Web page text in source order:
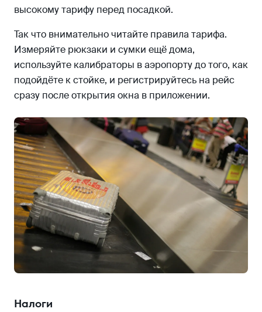
высокому тарифу перед посадкой.
Так что внимательно читайте правила тарифа.
Измеряйте рюкзаки и сумки ещё дома,
используйте калибраторы в аэропорту до того, как
подойдёте к стойке, и регистрируйтесь на рейс
сразу после открытия окна в приложении.
Налоги